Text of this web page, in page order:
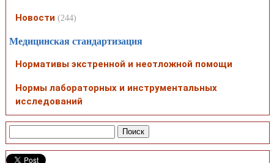
Новости (244)
Медицинская стандартизация
Нормативы экстренной и неотложной помощи
Нормы лабораторных и инструментальных
исследований